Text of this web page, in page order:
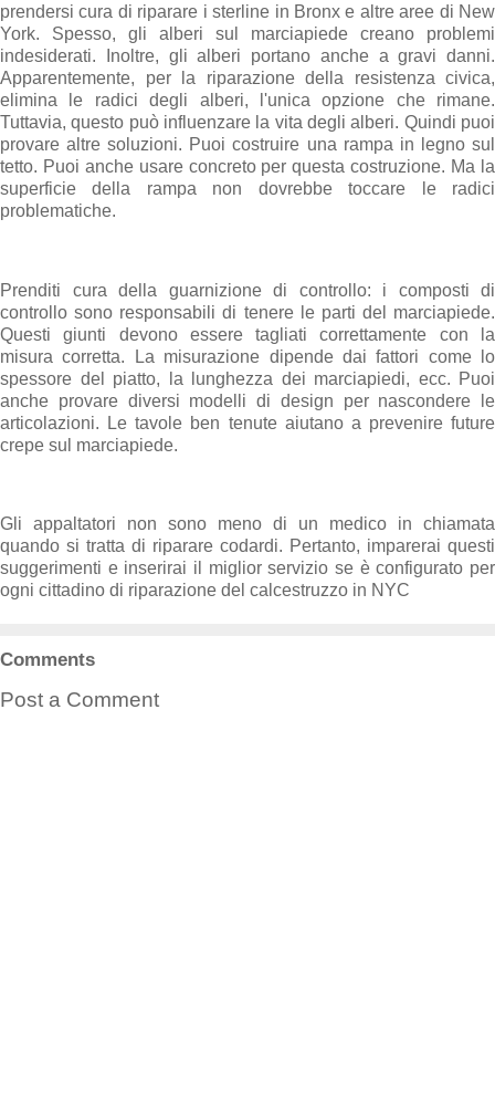
prendersi cura di riparare i sterline in Bronx e altre aree di New
York. Spesso, gli alberi sul marciapiede creano problemi
indesiderati. Inoltre, gli alberi portano anche a gravi danni.
Apparentemente, per la riparazione della resistenza civica,
elimina le radici degli alberi, l'unica opzione che rimane.
Tuttavia, questo può influenzare la vita degli alberi. Quindi puoi
provare altre soluzioni. Puoi costruire una rampa in legno sul
tetto. Puoi anche usare concreto per questa costruzione. Ma la
superficie della rampa non dovrebbe toccare le radici
problematiche.
Prenditi cura della guarnizione di controllo: i composti di
controllo sono responsabili di tenere le parti del marciapiede.
Questi giunti devono essere tagliati correttamente con la
misura corretta. La misurazione dipende dai fattori come lo
spessore del piatto, la lunghezza dei marciapiedi, ecc. Puoi
anche provare diversi modelli di design per nascondere le
articolazioni. Le tavole ben tenute aiutano a prevenire future
crepe sul marciapiede.
Gli appaltatori non sono meno di un medico in chiamata
quando si tratta di riparare codardi. Pertanto, imparerai questi
suggerimenti e inserirai il miglior servizio se è configurato per
ogni cittadino di riparazione del calcestruzzo in NYC
Comments
Post a Comment